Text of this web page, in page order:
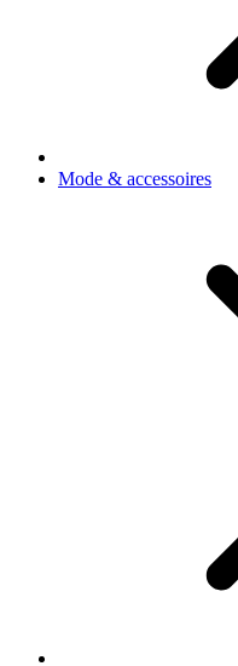
Mode & accessoires